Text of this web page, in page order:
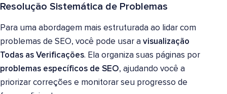
Resolução Sistemática de Problemas
Para uma abordagem mais estruturada ao lidar com
problemas de SEO, você pode usar a visualização
Todas as Verificações. Ela organiza suas páginas por
problemas específicos de SEO, ajudando você a
priorizar correções e monitorar seu progresso de